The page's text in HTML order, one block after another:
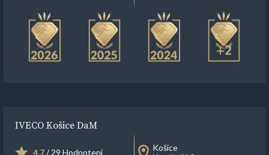
+2
IVECO Košice DaM
4.7/ 29 Hodnotení
Košice